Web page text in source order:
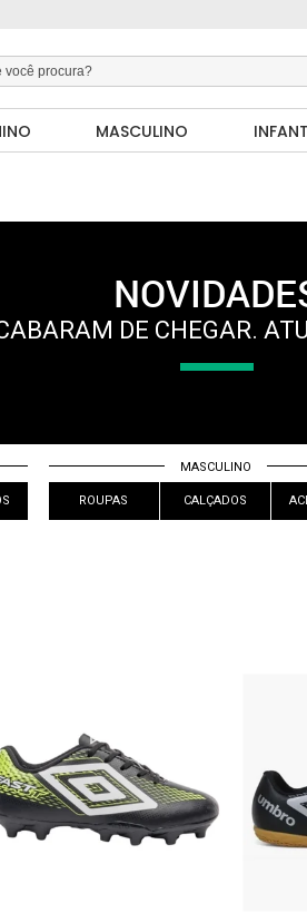
MASCULINO
DE CHEGAR.
MASCULINO
ROUPAS CALÇADOS